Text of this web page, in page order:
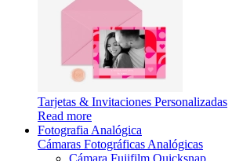
Tarjetas & Invitaciones Personalizadas
Read more
Fotografia Analógica
Cámaras Fotográficas Analógicas
Cámara Fujifilm Quicksnap